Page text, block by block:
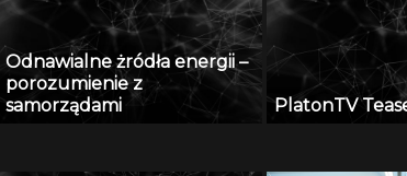
Odnawialne żródła energii –
porozumienie z
samorządami
PlatonTV